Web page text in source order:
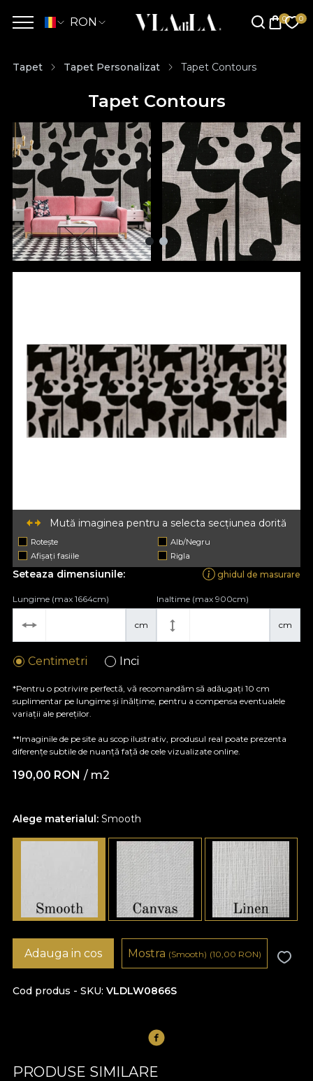
RON
Tapet Tapet Personalizat Tapet Contours
Tapet Contours
Mută imaginea pentru a selecta secțiunea dorită
Rotește
Alb/Negru
Afișați fasiile
Rigla
Alege materialul: Smooth
Seteaza dimensiunile: ghidul de masurare
cm
Lungime (max 1664cm)
cm
Inaltime (max 900cm)
Centimetri Inci
*Pentru o potrivire perfectă, vă recomandăm să adăugați 10 cm
suplimentar pe lungime și înălțime, pentru a compensa eventualele
variații ale pereților.
**Imaginile de pe site au scop ilustrativ, produsul real poate prezenta
diferențe subtile de nuanță față de cele vizualizate online.
190,00 RON / m2
Cod produs - SKU VLDLW0866S
Adauga in cos Mostra (Smooth) (10,00 RON)
PRODUSE SIMILARE